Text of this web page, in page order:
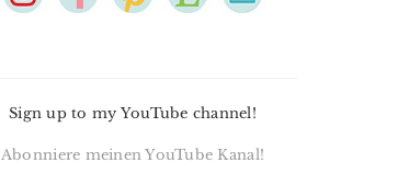
Sign up to my YouTube channel!
Abonniere meinen YouTube Kanal!